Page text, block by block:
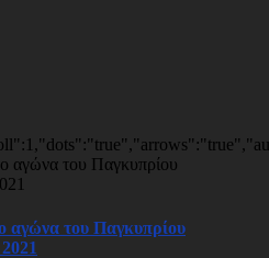
αγώνα του Παγκυπρίου